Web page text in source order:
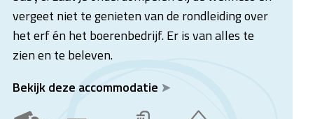
vergeet niet te genieten van de rondleiding over
het erf én het boerenbedrijf. Er is van alles te
zien en te beleven.
Bekijk deze accommodatie